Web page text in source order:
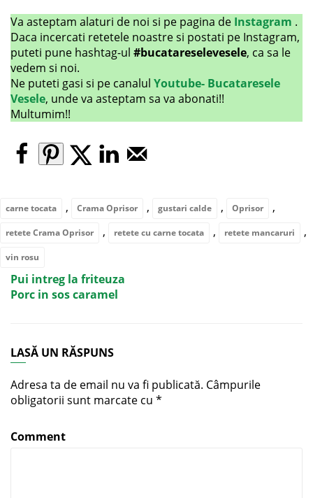
Va asteptam alaturi de noi si pe pagina de Instagram .
Daca incercati retetele noastre si postati pe Instagram,
puteti pune hashtag-ul #bucatareselevesele, ca sa le
vedem si noi.
Ne puteti gasi si pe canalul Youtube- Bucataresele
Vesele, unde va asteptam sa va abonati!!
Multumim!!
carne tocata , Crama Oprisor , gustari calde , Oprisor ,
retete Crama Oprisor , retete cu carne tocata , retete mancaruri ,
vin rosu
Pui intreg la friteuza
Porc in sos caramel
LASĂ UN RĂSPUNS
Adresa ta de email nu va fi publicată. Câmpurile
obligatorii sunt marcate cu *
Comment